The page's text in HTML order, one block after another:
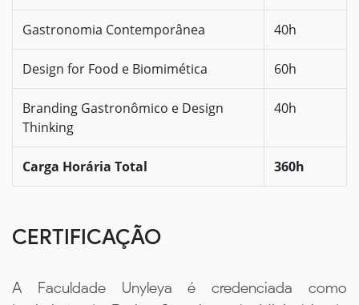
Gastronomia Contemporânea 40h
Design for Food e Biomimética 60h
Branding Gastronômico e Design
Thinking
40h
Carga Horária Total 360h
CERTIFICAÇÃO
A Faculdade Unyleya é credenciada como